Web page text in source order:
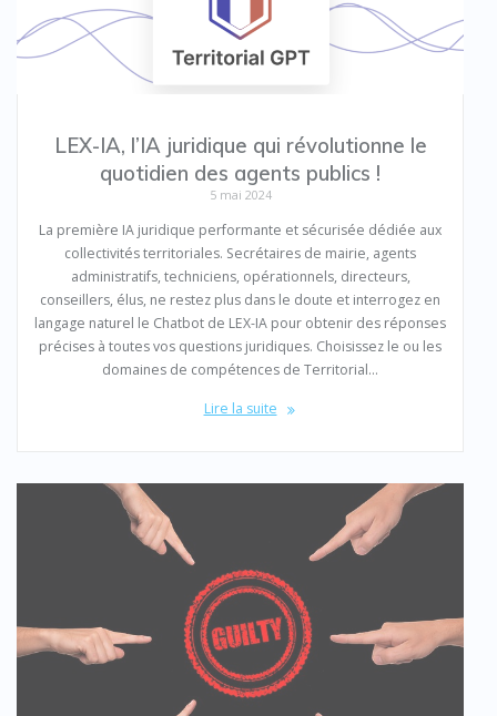
LEX-IA, l’IA juridique qui révolutionne le
quotidien des agents publics !
5 mai 2024
La première IA juridique performante et sécurisée dédiée aux
collectivités territoriales. Secrétaires de mairie, agents
administratifs, techniciens, opérationnels, directeurs,
conseillers, élus, ne restez plus dans le doute et interrogez en
langage naturel le Chatbot de LEX-IA pour obtenir des réponses
précises à toutes vos questions juridiques. Choisissez le ou les
domaines de compétences de Territorial…
Lire la suite